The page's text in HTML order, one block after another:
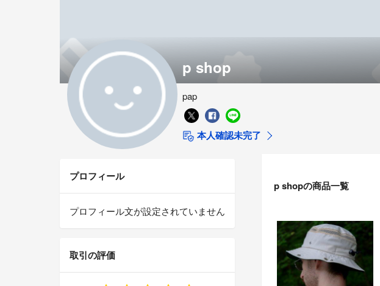
p shop
pap
本人確認未完了
p shopの商品一覧
プロフィール
プロフィール文が設定されていません
取引の評価